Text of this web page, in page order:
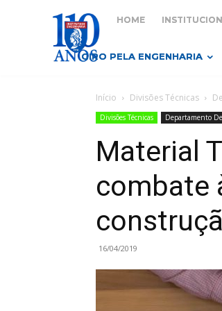
HOME
GIRO PELA ENGENHARIA
Início Divisões Técnicas
Divisões Técnicas Departamento
Material
combate
16/04/2019